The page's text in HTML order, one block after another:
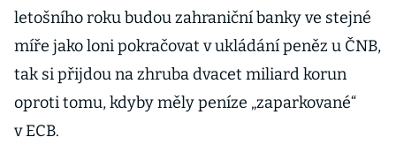
letošního roku budou zahraniční banky ve stejné
míře jako loni pokračovat v ukládání peněz u ČNB,
tak si přijdou na zhruba dvacet miliard korun
oproti tomu, kdyby měly peníze „zaparkované“
v ECB.